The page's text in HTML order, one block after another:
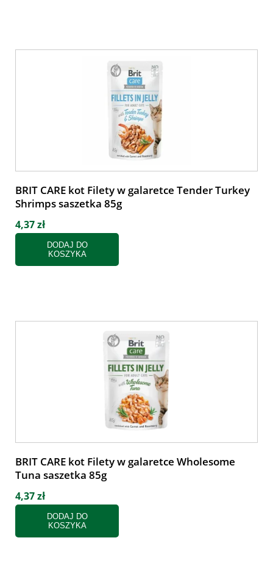
BRIT CARE kot Filety w galaretce Tender Turkey
Shrimps saszetka 85g
4,37 zł
DODAJ DO
KOSZYKA
BRIT CARE kot Filety w galaretce Wholesome
Tuna saszetka 85g
4,37 zł
DODAJ DO
KOSZYKA